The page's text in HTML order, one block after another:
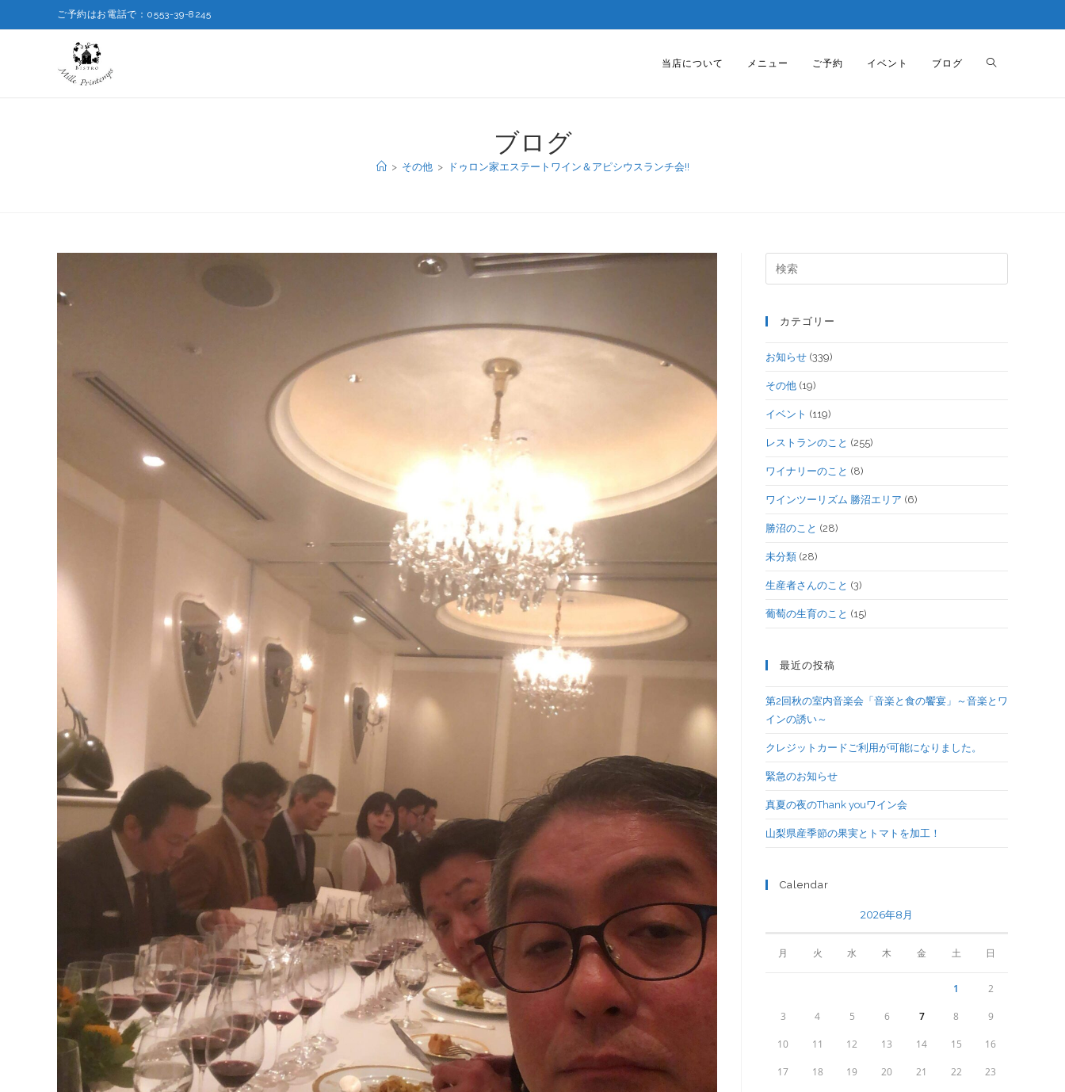
ご予約はお電話で：0553-39-8245
当店について メニュー ご予約 イベント ブログ
ブログ
> その他 > ドゥロン家エステートワイン＆アピシウスランチ会!!
カテゴリー
お知らせ (339)
その他 (19)
イベント (119)
レストランのこと (255)
ワイナリーのこと (8)
ワインツーリズム 勝沼エリア (6)
勝沼のこと (28)
未分類 (28)
生産者さんのこと (3)
葡萄の生育のこと (15)
最近の投稿
第2回秋の室内音楽会「音楽と食の饗宴」～音楽とワ
インの誘い～
クレジットカードご利用が可能になりました。
緊急のお知らせ
真夏の夜のThank youワイン会
山梨県産季節の果実とトマトを加工！
Calendar
2026年8月
月 火 水 木 金 土 日
1 2
3 4 5 6 7 8 9
10 11 12 13 14 15 16
17 18 19 20 21 22 23